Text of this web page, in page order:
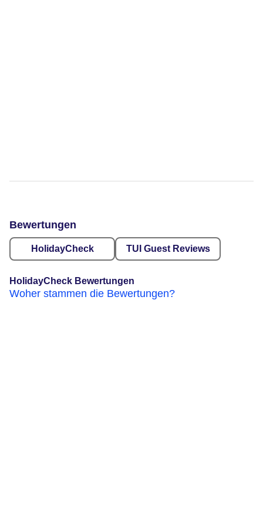
Bewertungen
HolidayCheck TUI Guest Reviews
HolidayCheck Bewertungen
Woher stammen die Bewertungen?